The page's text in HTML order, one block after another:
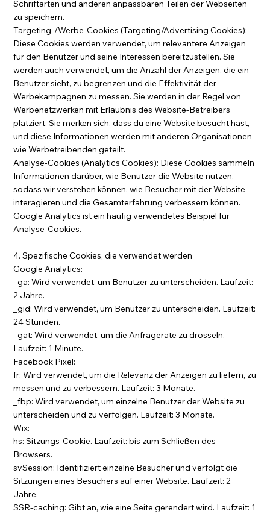
Schriftarten und anderen anpassbaren Teilen der Webseiten
zu speichern.
Targeting-/Werbe-Cookies (Targeting/Advertising Cookies):
Diese Cookies werden verwendet, um relevantere Anzeigen
für den Benutzer und seine Interessen bereitzustellen. Sie
werden auch verwendet, um die Anzahl der Anzeigen, die ein
Benutzer sieht, zu begrenzen und die Effektivität der
Werbekampagnen zu messen. Sie werden in der Regel von
Werbenetzwerken mit Erlaubnis des Website-Betreibers
platziert. Sie merken sich, dass du eine Website besucht hast,
und diese Informationen werden mit anderen Organisationen
wie Werbetreibenden geteilt.
Analyse-Cookies (Analytics Cookies): Diese Cookies sammeln
Informationen darüber, wie Benutzer die Website nutzen,
sodass wir verstehen können, wie Besucher mit der Website
interagieren und die Gesamterfahrung verbessern können.
Google Analytics ist ein häufig verwendetes Beispiel für
Analyse-Cookies.
4. Spezifische Cookies, die verwendet werden
Google Analytics:
_ga: Wird verwendet, um Benutzer zu unterscheiden. Laufzeit:
2 Jahre.
_gid: Wird verwendet, um Benutzer zu unterscheiden. Laufzeit:
24 Stunden.
_gat: Wird verwendet, um die Anfragerate zu drosseln.
Laufzeit: 1 Minute.
Facebook Pixel:
fr: Wird verwendet, um die Relevanz der Anzeigen zu liefern, zu
messen und zu verbessern. Laufzeit: 3 Monate.
_fbp: Wird verwendet, um einzelne Benutzer der Website zu
unterscheiden und zu verfolgen. Laufzeit: 3 Monate.
Wix:
hs: Sitzungs-Cookie. Laufzeit: bis zum Schließen des
Browsers.
svSession: Identifiziert einzelne Besucher und verfolgt die
Sitzungen eines Besuchers auf einer Website. Laufzeit: 2
Jahre.
SSR-caching: Gibt an, wie eine Seite gerendert wird. Laufzeit: 1